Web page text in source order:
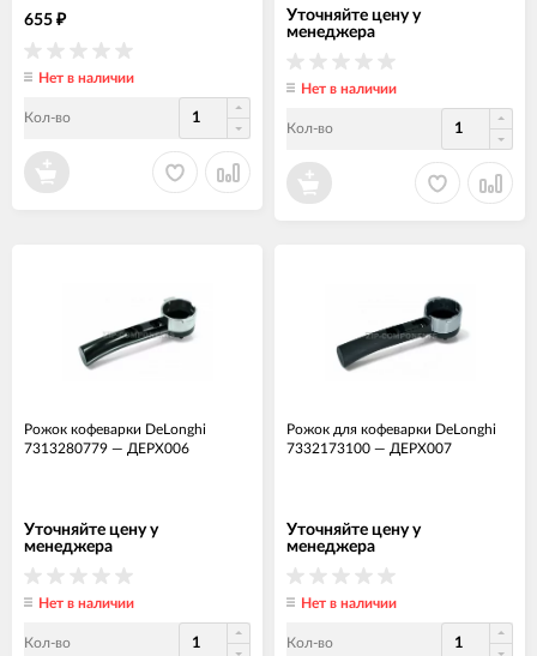
655 ₽
Нет в наличии
Кол-во
Уточняйте цену у
менеджера
Нет в наличии
Кол-во
Рожок кофеварки DeLonghi
7313280779 — ДЕРХ006
Уточняйте цену у
менеджера
Нет в наличии
Кол-во
Рожок для кофеварки DeLonghi
7332173100 — ДЕРХ007
Уточняйте цену у
менеджера
Нет в наличии
Кол-во